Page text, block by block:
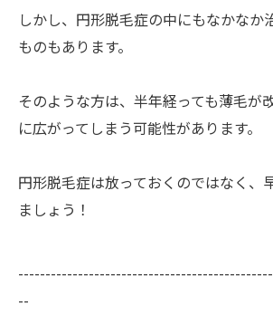
しかし、円形脱毛症の中にもなかなか
ものもあります。
そのような方は、半年経っても薄毛が
に広がってしまう可能性があります。
円形脱毛症は放っておくのではなく、
ましょう！
--